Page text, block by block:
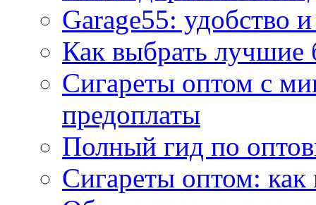
Garage55: удобство
Как выбрать
Сигареты оптом с
предоплаты
Полный гид по
Сигареты оптом: